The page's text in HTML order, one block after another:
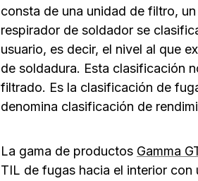
consta de una unidad de filtro,
respirador de soldador se
usuario, es decir, el nivel al que
de soldadura. Esta clasificación
filtrado. Es la clasificación de
denomina clasificación de
La gama de productos Gamma
TIL de fugas hacia el interior